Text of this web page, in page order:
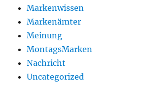
Markenwissen
Markenämter
Meinung
MontagsMarken
Nachricht
Uncategorized